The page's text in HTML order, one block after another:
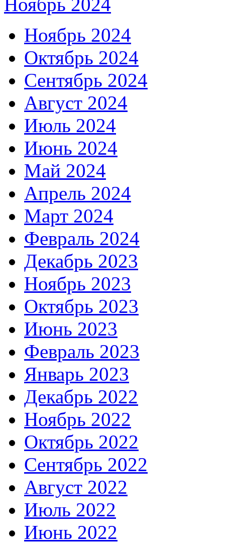
Ноябрь 2024
Октябрь 2024
Сентябрь 2024
Август 2024
Июль 2024
Июнь 2024
Май 2024
Апрель 2024
Март 2024
Февраль 2024
Декабрь 2023
Ноябрь 2023
Октябрь 2023
Июнь 2023
Февраль 2023
Январь 2023
Декабрь 2022
Ноябрь 2022
Октябрь 2022
Сентябрь 2022
Август 2022
Июль 2022
Июнь 2022